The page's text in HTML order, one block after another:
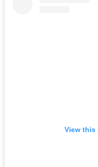
View this